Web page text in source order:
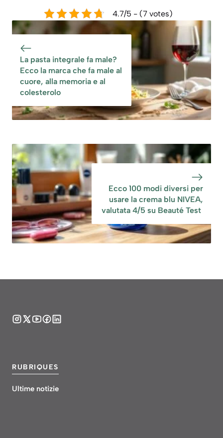
4.7/5 - (7 votes)
La pasta integrale fa male?
Ecco la marca che fa male al
cuore, alla memoria e al
colesterolo
Ecco 100 modi diversi per
usare la crema blu NIVEA,
valutata 4/5 su Beauté Test
RUBRIQUES
Ultime notizie